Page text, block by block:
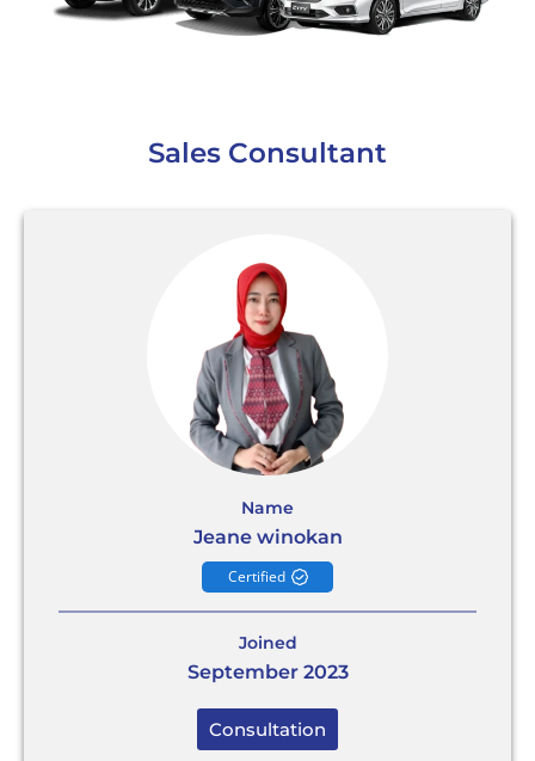
Sales Consultant
Name
Jeane winokan
Certified
Joined
September 2023
Consultation